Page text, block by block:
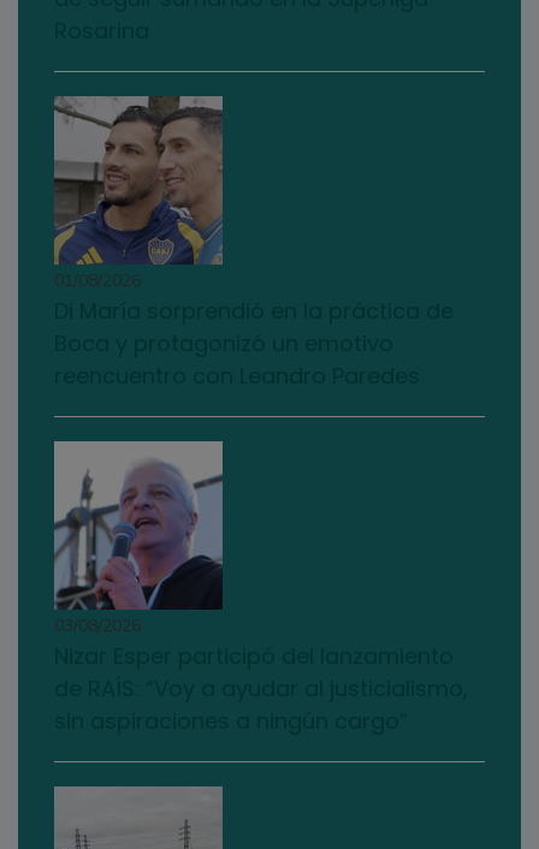
01/08/2026
03/08/2026